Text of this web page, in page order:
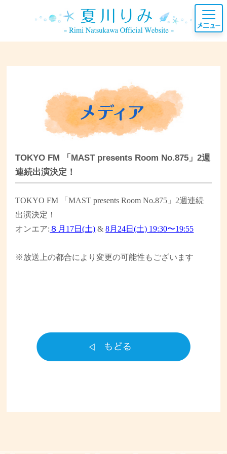
TOKYO FM 「MAST presents Room No.875」2週
連続出演決定！
TOKYO FM 「MAST presents Room No.875」2週連続
出演決定！
オンエア: ８月17日(土) &8月24日(土) 19:30〜19:55
※放送上の都合により変更の可能性もございます